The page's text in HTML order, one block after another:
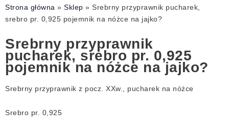
Strona główna » Sklep » Srebrny przyprawnik pucharek,
srebro pr. 0,925 pojemnik na nóżce na jajko?
Srebrny przyprawnik
pucharek, srebro pr. 0,925
pojemnik na nóżce na jajko?
Srebrny przyprawnik z pocz. XXw., pucharek na nóżce
Srebro pr. 0,925